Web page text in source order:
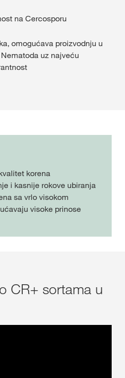
na Cercosporu
omogućava proizvodnju u
uz najveću
korena
i kasnije rokove ubiranja
sa vrlo visokom
visoke prinose
CR+ sortama u